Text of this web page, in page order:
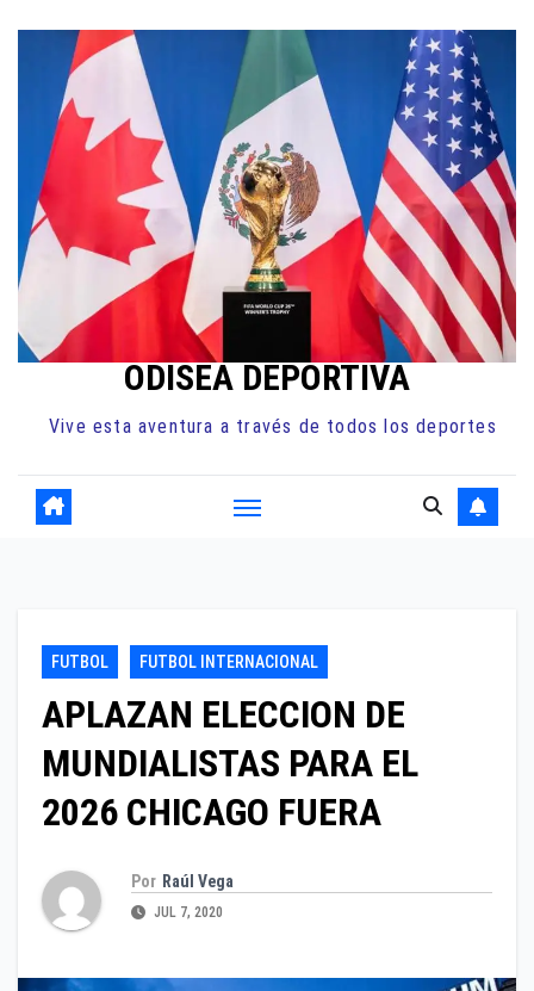
contenido
ODISEA DEPORTIVA
Vive esta aventura a través de todos los deportes
FUTBOL FUTBOL INTERNACIONAL
APLAZAN ELECCION DE
MUNDIALISTAS PARA EL
2026 CHICAGO FUERA
Por Raúl Vega
JUL 7, 2020